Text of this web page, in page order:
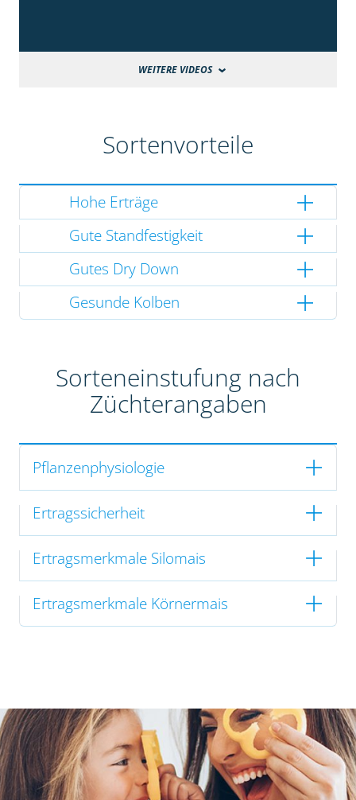
WEITERE VIDEOS
Sortenvorteile
Hohe Erträge
Gute Standfestigkeit
Gutes Dry Down
Gesunde Kolben
Sorteneinstufung nach
Züchterangaben
Pflanzenphysiologie
Ertragssicherheit
Ertragsmerkmale Silomais
Ertragsmerkmale Körnermais